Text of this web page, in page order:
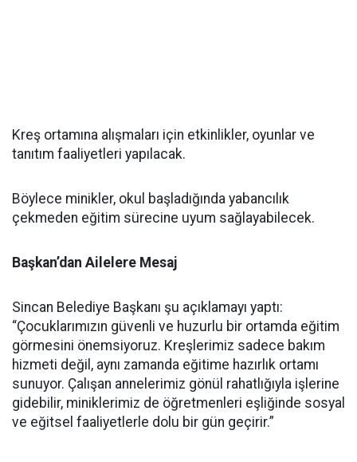
Kreş ortamına alışmaları için etkinlikler, oyunlar ve
tanıtım faaliyetleri yapılacak.
Böylece minikler, okul başladığında yabancılık
çekmeden eğitim sürecine uyum sağlayabilecek.
Başkan’dan Ailelere Mesaj
Sincan Belediye Başkanı şu açıklamayı yaptı:
“Çocuklarımızın güvenli ve huzurlu bir ortamda eğitim
görmesini önemsiyoruz. Kreşlerimiz sadece bakım
hizmeti değil, aynı zamanda eğitime hazırlık ortamı
sunuyor. Çalışan annelerimiz gönül rahatlığıyla işlerine
gidebilir, miniklerimiz de öğretmenleri eşliğinde sosyal
ve eğitsel faaliyetlerle dolu bir gün geçirir.”